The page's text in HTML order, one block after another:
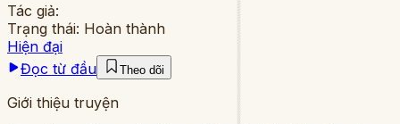
Tác giả:
Trạng thái: Hoàn thành
Hiện đại
Đọc từ đầu
Theo dõi
Giới thiệu truyện